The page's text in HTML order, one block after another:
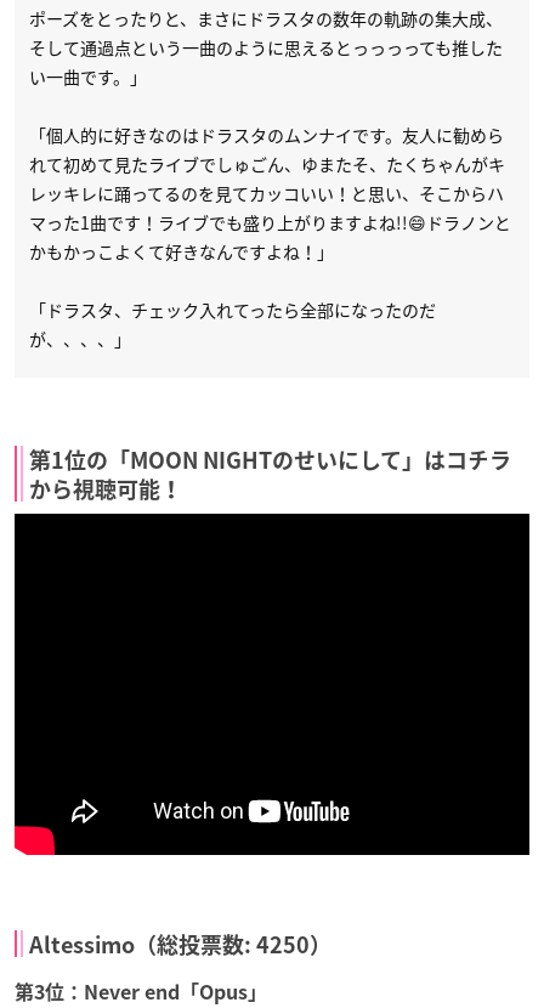
ポーズをとったりと、まさにドラスタの数年の軌跡の集大成、
そして通過点という一曲のように思えるとっっっっても推した
い一曲です。」
「個人的に好きなのはドラスタのムンナイです。友人に勧めら
れて初めて見たライブでしゅごん、ゆまたそ、たくちゃんがキ
レッキレに踊ってるのを見てカッコいい！と思い、そこからハ
マった1曲です！ライブでも盛り上がりますよね!!😄ドラノンと
かもかっこよくて好きなんですよね！」
「ドラスタ、チェック入れてったら全部になったのだ
が、、、、」
第1位の「MOON NIGHTのせいにして」はコチラ
から視聴可能！
Altessimo（総投票数: 4250）
第3位：Never end「Opus」